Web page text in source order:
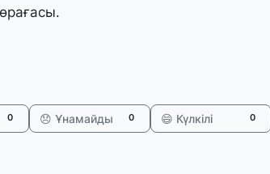
0 😞 Ұнамайды 0 😄 Күлкілі 0